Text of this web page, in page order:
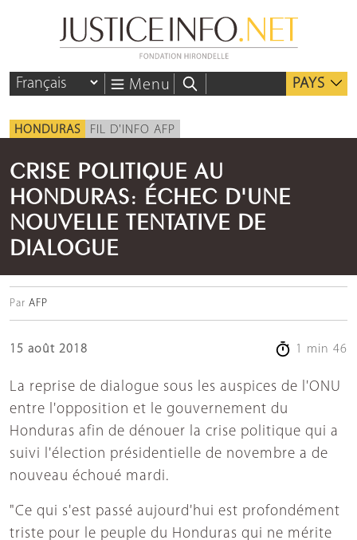
Menu PAYS
HONDURAS FIL D'INFO AFP
CRISE POLITIQUE AU
HONDURAS: ÉCHEC D'UNE
NOUVELLE TENTATIVE DE
DIALOGUE
Par AFP
15 août 2018 1 min 46
La reprise de dialogue sous les auspices de l'ONU
entre l'opposition et le gouvernement du
Honduras afin de dénouer la crise politique qui a
suivi l'élection présidentielle de novembre a de
nouveau échoué mardi.
"Ce qui s'est passé aujourd'hui est profondément
triste pour le peuple du Honduras qui ne mérite